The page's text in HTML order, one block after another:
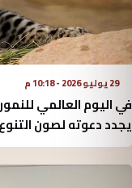
29 يوليو 2026 - 10:18 م
في اليوم العالمي
يجدد دعوته لصون